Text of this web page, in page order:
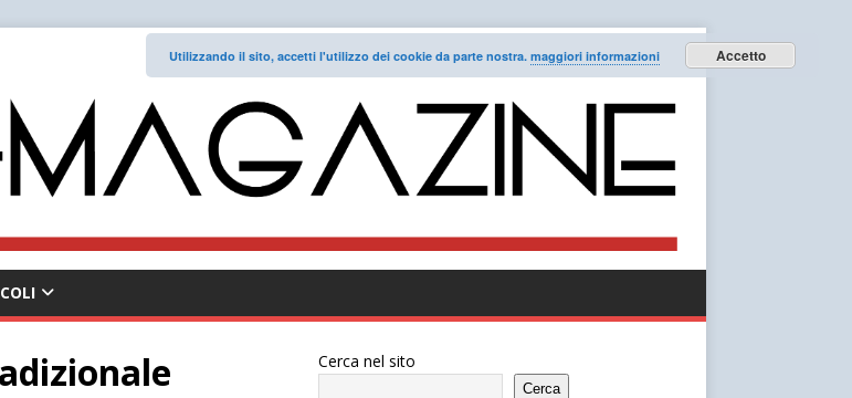
Cerca nel sito
Cerca
Utilizzando il sito, accetti l'utilizzo dei cookie da parte nostra. maggiori informazioni Accetto